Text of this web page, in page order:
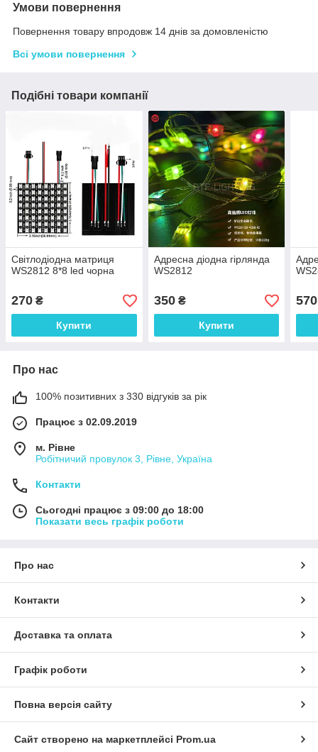
Умови повернення
Повернення товару впродовж 14 днів за домовленістю
Всі умови повернення
Подібні товари компанії
Світлодіодна матриця
WS2812 8*8 led чорна
270 ₴
Купити
Адресна діодна гірлянда
WS2812
350₴
Купити
570
Про нас
100% позитивних з 330 відгуків за рік
Працює з 02.09.2019
м. Рівне
Робітничий провулок 3, Рівне, Україна
Контакти
Сьогодні працює з 09:00 до 18:00
Показати весь графік роботи
Про нас
Контакти
Доставка та оплата
Графік роботи
Повна версія сайту
Сайт створено на маркетплейсі Prom.ua